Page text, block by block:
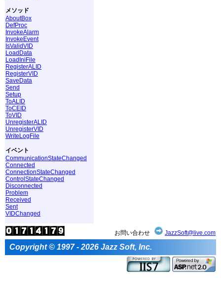
メソッド
AboutBox
DefProc
InvokeAlarm
InvokeEvent
IsValidVID
LoadData
LoadIniFile
RegisterALID
RegisterVID
SaveData
Send
Setup
ToALID
ToCEID
ToVID
UnregisterALID
UnregisterVID
WriteLogFile
イベント
CommunicationStateChanged
Connected
ConnectionStateChanged
ControlStateChanged
Disconnected
Problem
Received
Sent
VIDChanged
お問い合わせ JazzSoft@live.com
Copyright © 1997 - 2026 Jazz Soft, Inc.